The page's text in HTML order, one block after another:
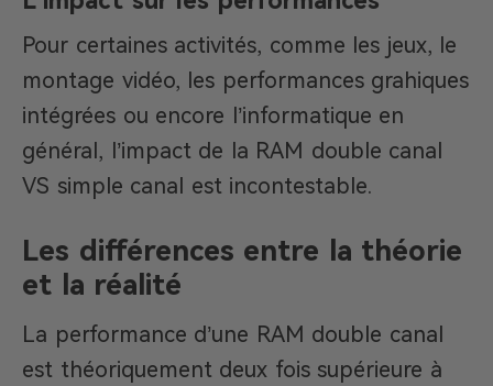
Pour certaines activités, comme les jeux, le
montage vidéo, les performances grahiques
intégrées ou encore l’informatique en
général, l’impact de la RAM double canal
VS simple canal est incontestable.
Les différences entre la théorie
et la réalité
La performance d’une RAM double canal
est théoriquement deux fois supérieure à